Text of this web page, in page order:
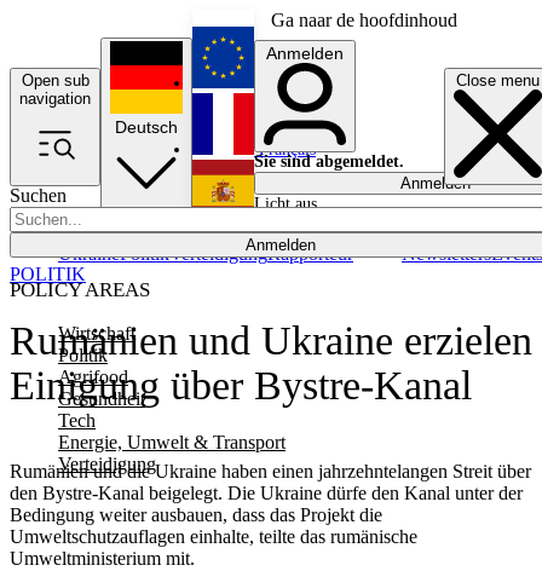
Ga naar de hoofdinhoud
Open sub
navigation
Close menu
Suchen
Anmelden
POLICY AREAS
Wirtschaft
Politik
Agrifood
Gesundheit
Tech
Energie, Umwelt & Transport
Verteidigung
UkrainePolitikVerteidigungRapporteur NewslettersEvents
Deutsch
English
Français
Anmelden
Sie sind abgemeldet.
Anmelden
Licht aus
Rumänien und Ukraine erzielen
Einigung über Bystre-Kanal
Rumänien und die Ukraine haben einen jahrzehntelangen Streit über
den Bystre-Kanal beigelegt. Die Ukraine dürfe den Kanal unter der
Bedingung weiter ausbauen, dass das Projekt die
Umweltschutzauflagen einhalte, teilte das rumänische
Umweltministerium mit.
POLITIK